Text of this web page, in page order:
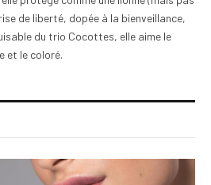
de liberté, dopée à la bienveillance,
du trio Cocottes, elle aime le
et le coloré.